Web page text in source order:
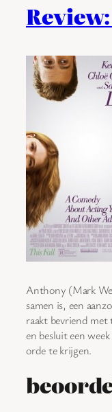
Anthony (Mark
samen is, een
raakt bevriend
en besluit een
orde te krijgen.